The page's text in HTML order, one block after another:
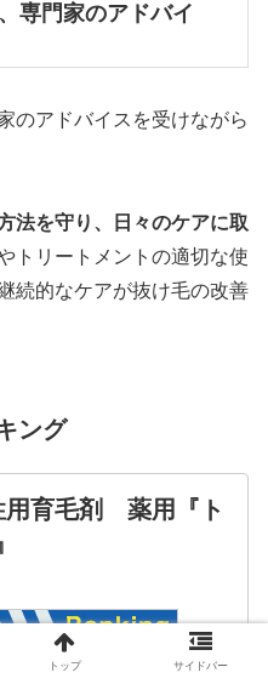
専門家のアドバイ
のアドバイスを受けながら
法を守り、日々のケアに取
トリートメントの適切な使
続的なケアが抜け毛の改善
ング
育毛剤 薬用『ト
トップ サイドバー